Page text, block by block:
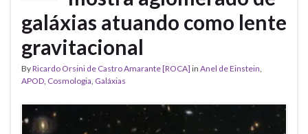
galáxias atuando como lente
gravitacional
ByRicardo Orsini de Castro Amarante [ROCA] in Anel de Einstein
APOD Cosmologia Galáxias